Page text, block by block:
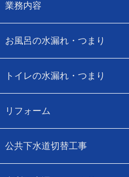
業務内容
お風呂の水漏れ・つまり
トイレの水漏れ・つまり
リフォーム
公共下水道切替工事